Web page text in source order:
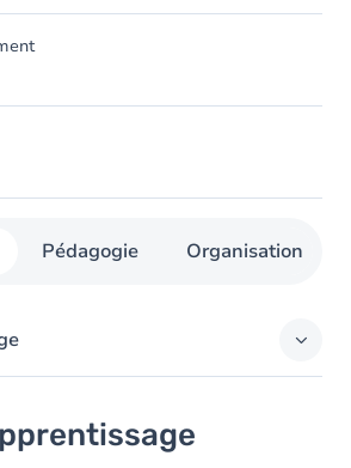
Pédagogie Organisation